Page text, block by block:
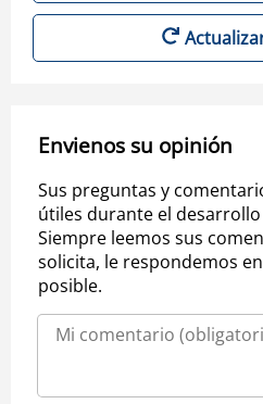
Envienos su opinión
Sus preguntas y
útiles durante el
Siempre leemos sus
solicita, le respondemos
posible.